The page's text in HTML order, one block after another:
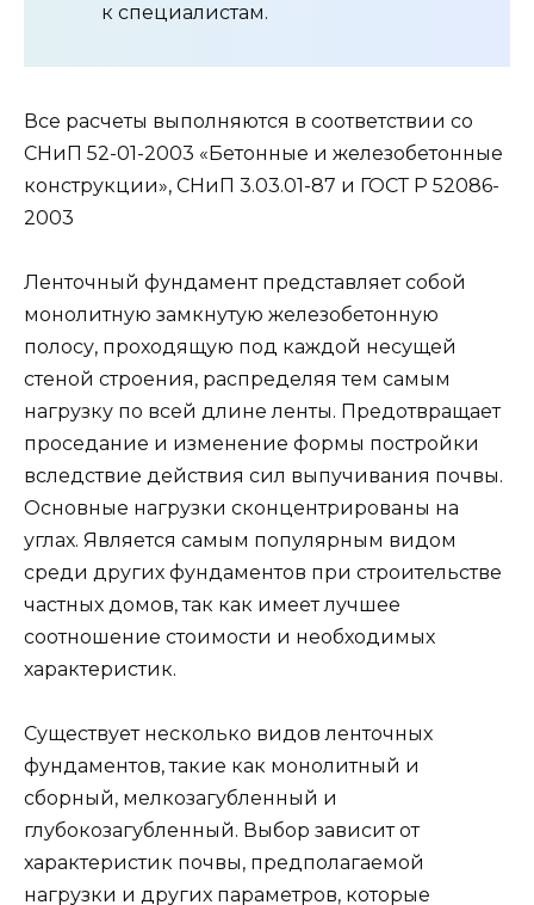
фундаментов, такие как монолитный и
сборный, мелкозагубленный и
глубокозагубленный. Выбор зависит от
характеристик почвы, предполагаемой
необходимо рассматривать в каждом случае
индивидуально. Подходит практически для
всех типов построек и может применяться при
устройстве цокольных этажей и подвалов.
тщательно, так как в случает его
постройке, а исправление ошибок
При заполнении данных, обратите внимание
на дополнительную информацию со знаком.
Далее представлен полный список